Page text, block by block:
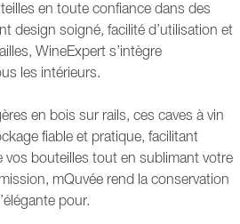
en toute confiance dans des
design soigné, facilité d’utilisation et
WineExpert s’intègre
les intérieurs.
en bois sur rails, ces caves à vin
fiable et pratique, facilitant
vos bouteilles tout en sublimant votre
mQuvée rend la conservation
pour.